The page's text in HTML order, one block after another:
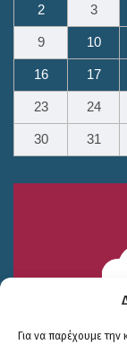
Για να παρέχουμε την
2 3
9 10
16 17
23 24
30 31